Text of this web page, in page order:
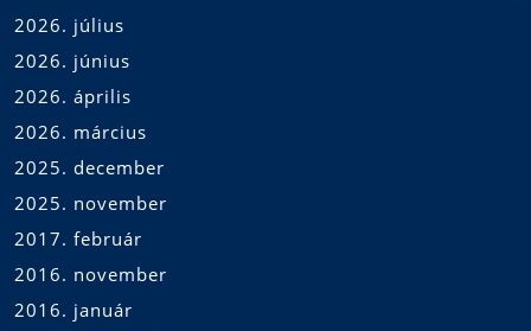
2026. július
2026. június
2026. április
2026. március
2025. december
2025. november
2017. február
2016. november
2016. január